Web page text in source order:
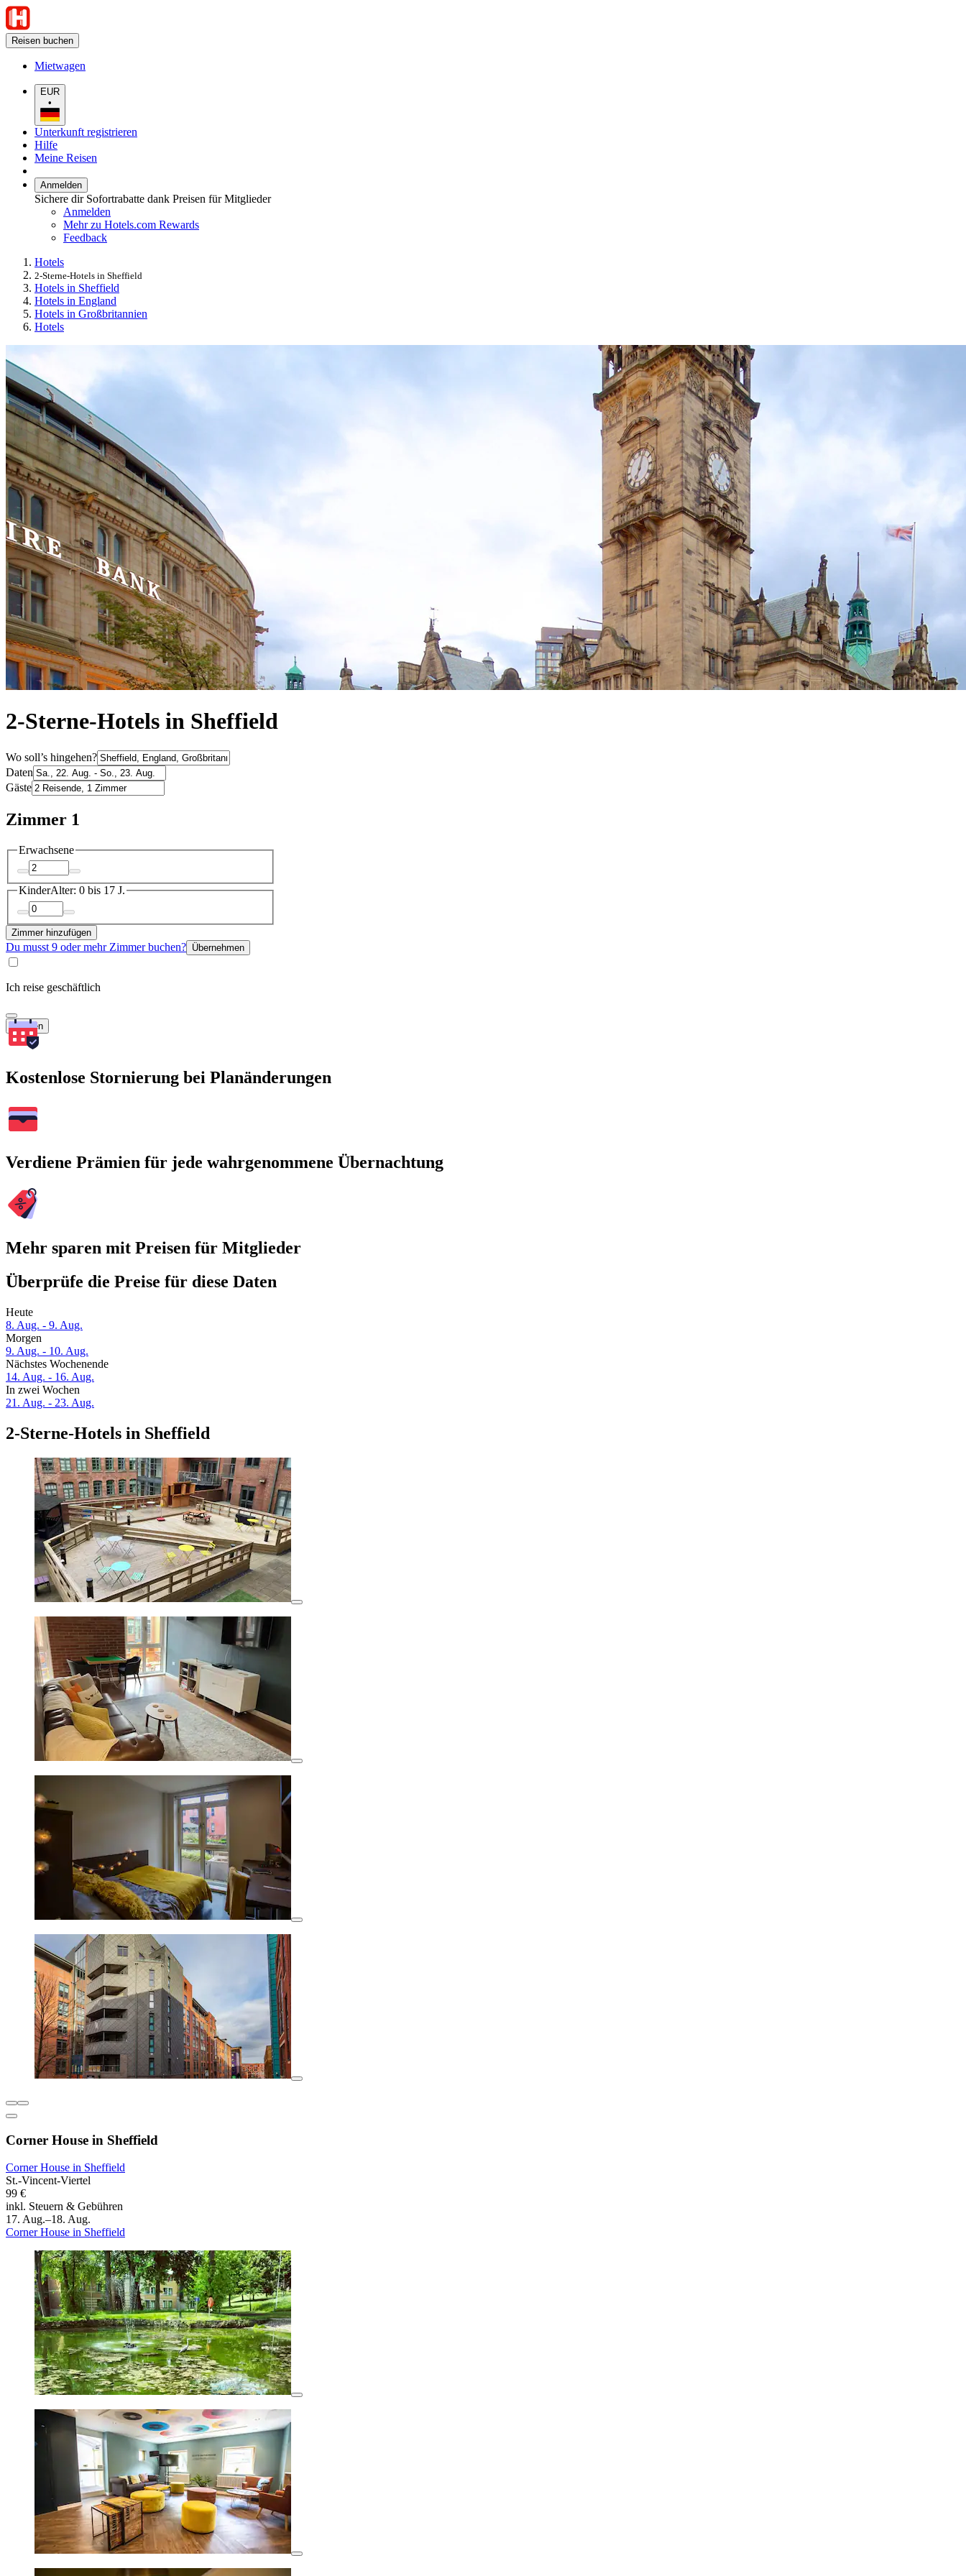
Reisen buchen
Mietwagen
EUR
•
Unterkunft registrieren
Hilfe
Meine Reisen
Anmelden
Sichere dir Sofortrabatte dank Preisen für Mitglieder
Anmelden
Mehr zu Hotels.com Rewards
Feedback
Hotels
2-Sterne-Hotels in Sheffield
Hotels in Sheffield
Hotels in England
Hotels in Großbritannien
Hotels
2-Sterne-Hotels in Sheffield
Wo soll’s hingehen?
Daten
Gäste
Zimmer 1
Erwachsene
KinderAlter: 0 bis 17 J.
Zimmer hinzufügen
Du musst 9 oder mehr Zimmer buchen? Übernehmen
Ich reise geschäftlich
Suchen
Kostenlose Stornierung bei Planänderungen
Verdiene Prämien für jede wahrgenommene Übernachtung
Mehr sparen mit Preisen für Mitglieder
Überprüfe die Preise für diese Daten
Heute
8. Aug. - 9. Aug.
Morgen
9. Aug. - 10. Aug.
Nächstes Wochenende
14. Aug. - 16. Aug.
In zwei Wochen
21. Aug. - 23. Aug.
2-Sterne-Hotels in Sheffield
Corner House in Sheffield
Corner House in Sheffield
St.-Vincent-Viertel
99 €
inkl. Steuern & Gebühren
17. Aug.–18. Aug.
Corner House in Sheffield